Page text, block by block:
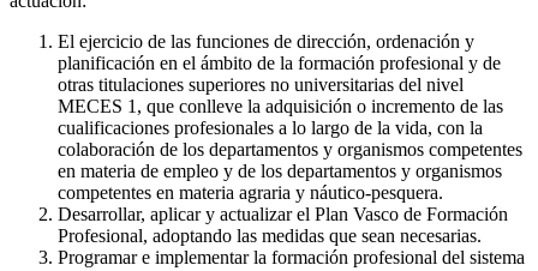
El ejercicio de las funciones de dirección, ordenación y
planificación en el ámbito de la formación profesional y de
otras titulaciones superiores no universitarias del nivel
MECES 1, que conlleve la adquisición o incremento de las
cualificaciones profesionales a lo largo de la vida, con la
colaboración de los departamentos y organismos competentes
en materia de empleo y de los departamentos y organismos
competentes en materia agraria y náutico-pesquera.
Desarrollar, aplicar y actualizar el Plan Vasco de Formación
Profesional, adoptando las medidas que sean necesarias.
Programar e implementar la formación profesional del sistema